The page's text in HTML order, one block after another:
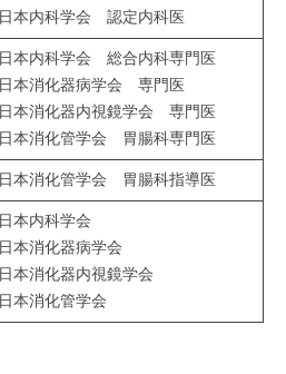
日本内科学会 認定内科医
日本内科学会 総合内科専門医
日本消化器病学会 専門医
日本消化器内視鏡学会 専門医
日本消化管学会 胃腸科専門医
日本消化管学会 胃腸科指導医
日本内科学会
日本消化器病学会
日本消化器内視鏡学会
日本消化管学会